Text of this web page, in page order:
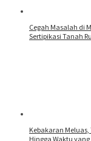
Cegah Masalah di
Sertipikasi Tanah
Kebakaran Meluas,
Hingga Waktu